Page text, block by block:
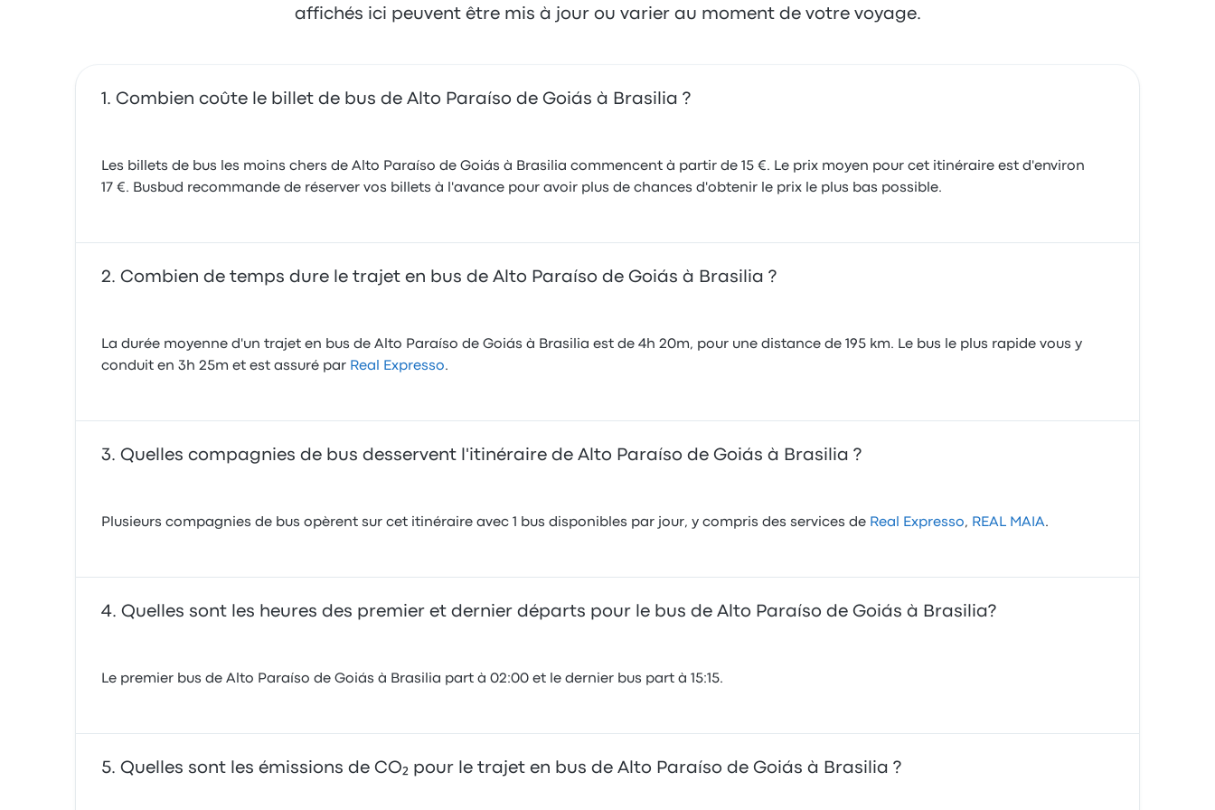
affichés ici peuvent être mis à jour ou varier au moment de votre voyage.
Combien coûte le billet de bus de Alto Paraíso de Goiás à Brasilia ?
Les billets de bus les moins chers de Alto Paraíso de Goiás à Brasilia commencent à partir de 15 €. Le prix moyen pour cet itinéraire est d'environ
17 €. Busbud recommande de réserver vos billets à l'avance pour avoir plus de chances d'obtenir le prix le plus bas possible.
Combien de temps dure le trajet en bus de Alto Paraíso de Goiás à Brasilia ?
La durée moyenne d'un trajet en bus de Alto Paraíso de Goiás à Brasilia est de 4h 20m, pour une distance de 195 km. Le bus le plus rapide vous y
conduit en 3h 25m et est assuré par Real Expresso.
Quelles compagnies de bus desservent l'itinéraire de Alto Paraíso de Goiás à Brasilia ?
Plusieurs compagnies de bus opèrent sur cet itinéraire avec 1 bus disponibles par jour, y compris des services de Real Expresso, REAL MAIA.
Quelles sont les heures des premier et dernier départs pour le bus de Alto Paraíso de Goiás à Brasilia?
Le premier bus de Alto Paraíso de Goiás à Brasilia part à 02:00 et le dernier bus part à 15:15.
Quelles sont les émissions de CO₂ pour le trajet en bus de Alto Paraíso de Goiás à Brasilia ?